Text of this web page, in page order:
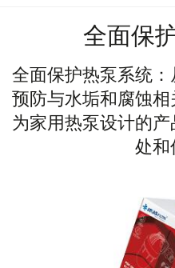
全面保
全面保护热泵系统
预防与水垢和腐蚀
为家用热泵设计的
处和